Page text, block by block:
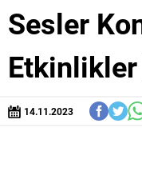
Sesler
14.11.2023